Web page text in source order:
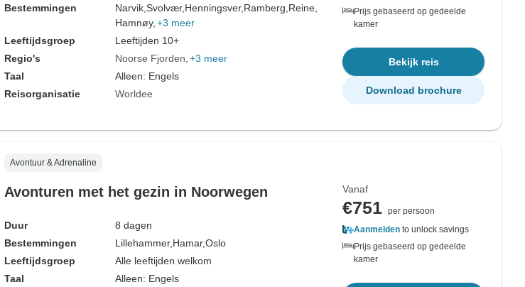
Bestemmingen
Narvik, Svolvær, Henningsver, Ramberg, Reine,
Hamnøy, +3 meer
Leeftijdsgroep
Leeftijden 10+
Regio's
Noorse Fjorden +3 meer
Taal
Alleen: Engels
Reisorganisatie
Worldee
Prijs gebaseerd op gedeelde
kamer
Bekijk reis
Download brochure
Avontuur & Adrenaline
Avonturen met het gezin in Noorwegen
Duur
8 dagen
Bestemmingen
Lillehammer, Hamar,Oslo
Leeftijdsgroep
Alle leeftijden welkom
Taal
Alleen: Engels
Vanaf
€751 per persoon
Aanmelden to unlock savings
Prijs gebaseerd op gedeelde
kamer